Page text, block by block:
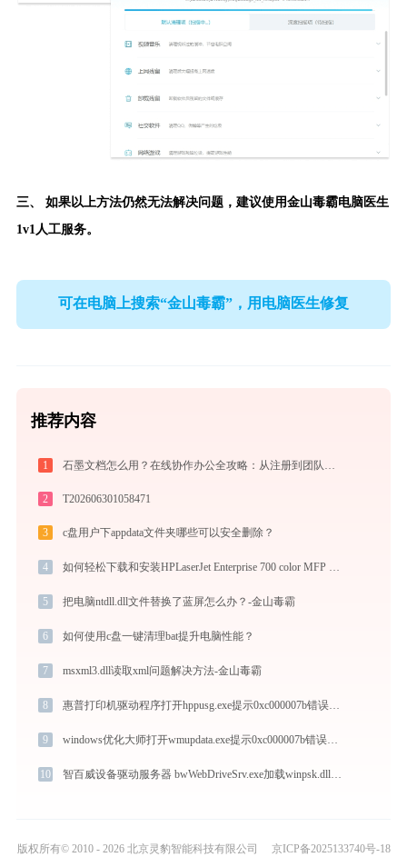
三、 如果以上方法仍然无法解决问题，建议使用金山毒霸电脑医生
1v1人工服务。
可在电脑上搜索“金山毒霸”，用电脑医生修复
推荐内容
1
2 T202606301058471
3 c盘用户下appdata文件夹哪些可以安全删除？
4
5 把电脑ntdll.dll文件替换了蓝屏怎么办？-金山毒霸
6 如何使用c盘一键清理bat提升电脑性能？
7 msxml3.dll读取xml问题解决方法-金山毒霸
8 惠普打印机驱动程序打开hppusg.exe提示0xc000007b错误码怎么办
9 windows优化大师打开wmupdata.exe提示0xc000007b错误码怎么办
10 智百威设备驱动服务器 bwWebDriveSrv.exe加载winpsk.dll文件丢失处理办法
版权所有© 2010 - 2026 北京灵豹智能科技有限公司 京ICP备2025133740号-18